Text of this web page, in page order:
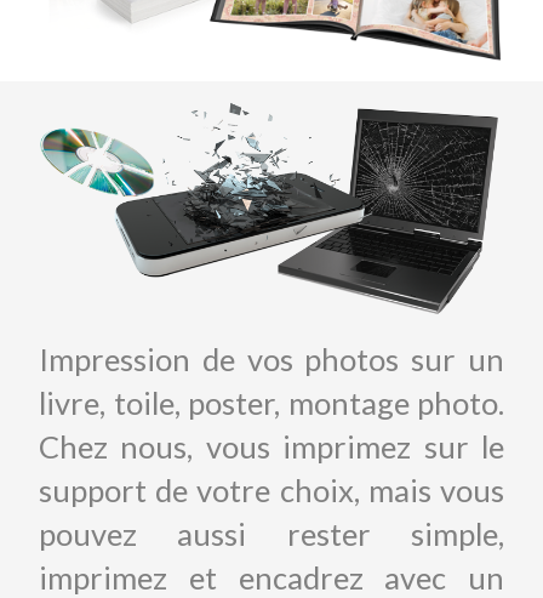
Impression de vos photos sur un
livre, toile, poster, montage photo.
Chez nous, vous imprimez sur le
support de votre choix, mais vous
pouvez aussi rester simple,
imprimez et encadrez avec un